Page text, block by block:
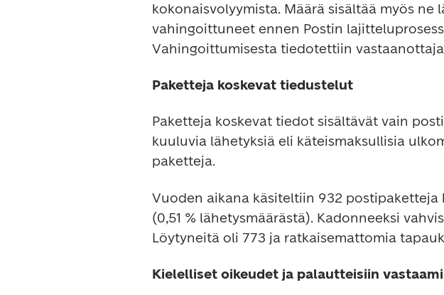
kokonaisvolyymista. Määrä sisältää myös ne
vahingoittuneet ennen Postin
Vahingoittumisesta tiedotettiin
Paketteja koskevat tiedustelut
Paketteja koskevat tiedot sisältävät vain
kuuluvia lähetyksiä eli käteismaksullisia
paketteja.
Vuoden aikana käsiteltiin 932 postipaketteja
(0,51 % lähetysmäärästä). Kadonneeksi
Löytyneitä oli 773 ja ratkaisemattomia
Kielelliset oikeudet ja palautteisiin